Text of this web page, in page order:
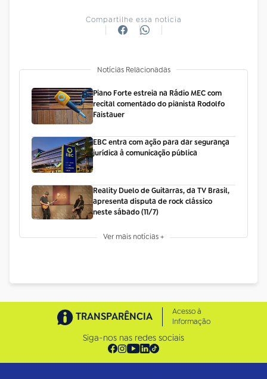
Compartilhe essa notícia
Notícias Relacionadas
Piano Forte estreia na Rádio MEC com
recital comentado do pianista Rodolfo
Faistauer
EBC entra com ação para dar segurança
jurídica à comunicação pública
Reality Duelo de Guitarras, da TV Brasil,
apresenta disputa de rock clássico
neste sábado (11/7)
Ver mais notícias +
TRANSPARÊNCIA
Acesso à
Informação
Siga-nos nas redes sociais